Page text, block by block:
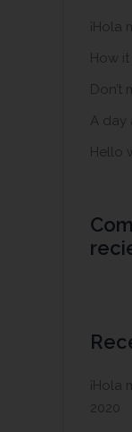
¡Hola
How
Don’t
A day
Hello
¡Hola
2020